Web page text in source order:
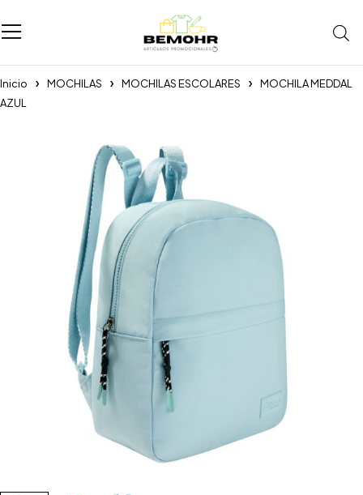
Inicio MOCHILAS MOCHILAS ESCOLARES
MOCHILA MEDDAL
AZUL